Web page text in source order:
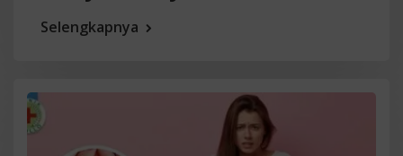
Selengkapnya